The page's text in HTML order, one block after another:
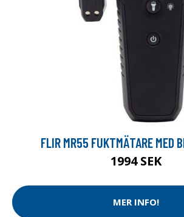
FLIR MR55 FUKTMÄTARE MED
1994 SEK
MER INFO!